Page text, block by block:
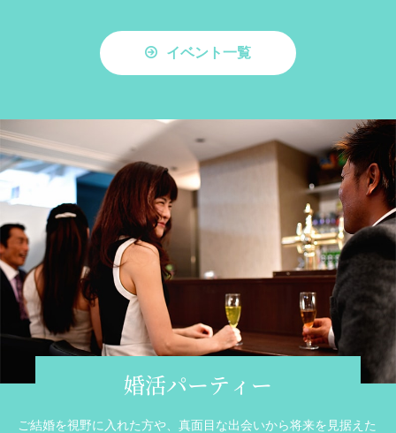
イベント一覧
婚活パーティー
ご結婚を視野に入れた方や、真面目な出会いから将来を見据えた